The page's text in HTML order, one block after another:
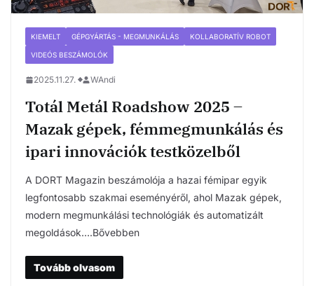
KIEMELT GÉPGYÁRTÁS - MEGMUNKÁLÁS KOLLABORATÍV ROBOT
VIDEÓS BESZÁMOLÓK
2025.11.27. WAndi
Totál Metál Roadshow 2025 –
Mazak gépek, fémmegmunkálás és
ipari innovációk testközelből
A DORT Magazin beszámolója a hazai fémipar egyik
legfontosabb szakmai eseményéről, ahol Mazak gépek,
modern megmunkálási technológiák és automatizált
megoldások….Bővebben
Tovább olvasom